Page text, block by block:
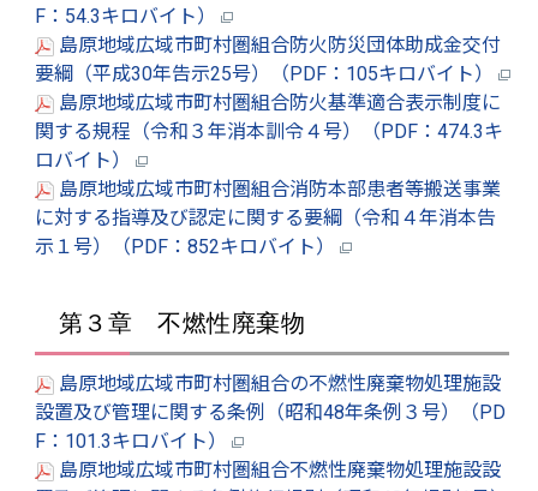
F：54.3キロバイト）
島原地域広域市町村圏組合防火防災団体助成金交付
要綱（平成30年告示25号）（PDF：105キロバイト）
島原地域広域市町村圏組合防火基準適合表示制度に
関する規程（令和３年消本訓令４号）（PDF：474.3キ
ロバイト）
島原地域広域市町村圏組合消防本部患者等搬送事業
に対する指導及び認定に関する要綱（令和４年消本告
示１号）（PDF：852キロバイト）
第３章 不燃性廃棄物
島原地域広域市町村圏組合の不燃性廃棄物処理施設
設置及び管理に関する条例（昭和48年条例３号）（PD
F：101.3キロバイト）
島原地域広域市町村圏組合不燃性廃棄物処理施設設